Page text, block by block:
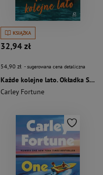
KSIĄŻKA
32,94 zł
54,90 zł - sugerowana cena detaliczna
Każde kolejne lato. Okładka Serialowa
Carley Fortune